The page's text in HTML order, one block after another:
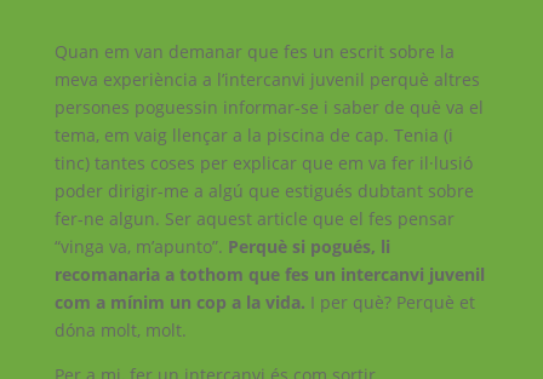
Quan em van demanar que fes un escrit sobre la
meva experiència a l’intercanvi juvenil perquè altres
persones poguessin informar-se i saber de què va el
tema, em vaig llençar a la piscina de cap. Tenia (i
tinc) tantes coses per explicar que em va fer il·lusió
poder dirigir-me a algú que estigués dubtant sobre
fer-ne algun. Ser aquest article que el fes pensar
“vinga va, m’apunto”. Perquè si pogués, li
recomanaria a tothom que fes un intercanvi juvenil
com a mínim un cop a la vida. I per què? Perquè et
dóna molt, molt.